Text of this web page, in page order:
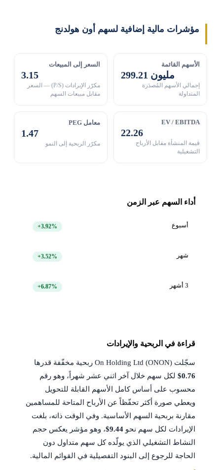
مؤشرات مالية إضافية لسهم أون هولدنج
الأسهم القائمة
299.21 مليون
إجمالي الأسهم المُصدَرة
المتداولة
السعر إلى المبيعات
3.15
مكرّر الإيرادات (P/S) — السعر
مقابل مبيعات السهم
EV / EBITDA
22.26
قيمة المنشأة مقابل الأرباح
التشغيلية
معامل PEG
1.47
مكرّر الربحية إلى النمو
أداء السهم عبر الزمن
أسبوع +3.92%
شهر +3.52%
3 أشهر +6.87%
قراءة في الربحية والإيرادات
سجّلت On Holding Ltd (ONON) ربحية مخفّفة قدرها
$0.76لكل سهم خلال آخر اثني عشر شهراً، وهو رقم
محسوب على أساس كامل الأسهم القابلة للتحويل
ويعطي صورة أكثر تحفّظاً عن الأرباح المتاحة للمساهمين
مقارنة بربحية السهم الأساسية. وفي الوقت ذاته، بلغت
الإيرادات لكل سهم نحو $9.44، وهو مؤشر يعكس حجم
النشاط التشغيلي الذي يولّده كل سهم متداول دون
الحاجة للرجوع إلى البنود التفصيلية في القوائم المالية.